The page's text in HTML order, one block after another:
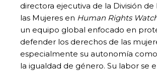
directora ejecutiva de la División
las Mujeres en Human Rights
un equipo global enfocado en
defender los derechos de las
especialmente su autonomía
la igualdad de género. Su labor se